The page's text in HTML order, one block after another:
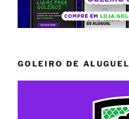
GOLEIRO DE ALUGUEL